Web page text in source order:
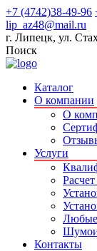
+7 (4742)38-49-96
lip_az48@mail.ru
г. Липецк, ул.
Поиск
Каталог
О компании
О
Услуги
Любые
Контакты